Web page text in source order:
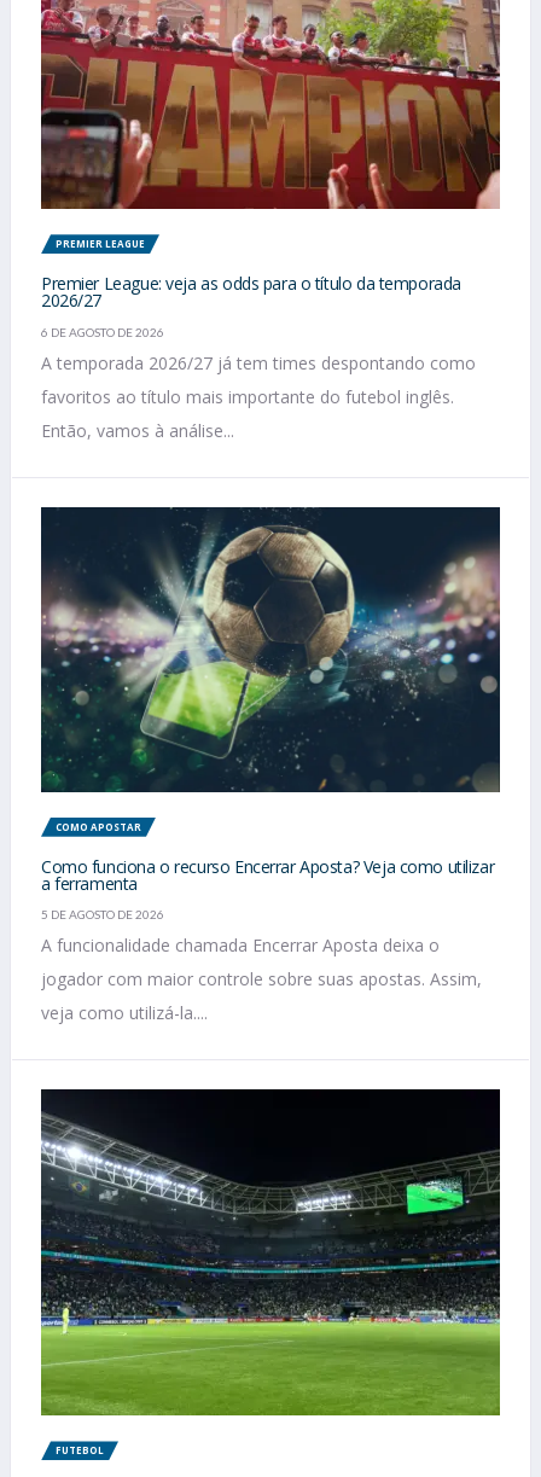
PREMIER LEAGUE
Premier League: veja as odds para o título da temporada
2026/27
6 DE AGOSTO DE 2026
A temporada 2026/27 já tem times despontando como
favoritos ao título mais importante do futebol inglês.
Então, vamos à análise...
COMO APOSTAR
Como funciona o recurso Encerrar Aposta? Veja como utilizar
a ferramenta
5 DE AGOSTO DE 2026
A funcionalidade chamada Encerrar Aposta deixa o
jogador com maior controle sobre suas apostas. Assim,
veja como utilizá-la....
FUTEBOL